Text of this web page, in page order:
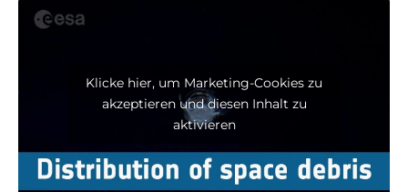
Klicke hier, um Marketing-Cookies zu
akzeptieren und diesen Inhalt zu
aktivieren